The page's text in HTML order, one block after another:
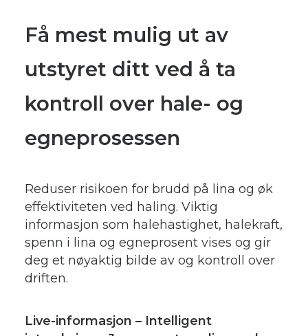
Få mest mulig ut av
utstyret ditt ved å ta
kontroll over hale- og
egneprosessen
Reduser risikoen for brudd på lina og øk
effektiviteten ved haling. Viktig
informasjon som halehastighet, halekraft,
spenn i lina og egneprosent vises og gir
deg et nøyaktig bilde av og kontroll over
driften.
Live-informasjon – Intelligent